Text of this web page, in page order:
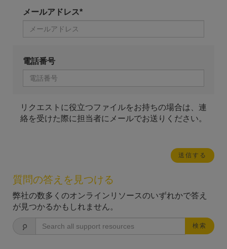
メールアドレス*
電話番号
リクエストに役立つファイルをお持ちの場合は、連
絡を受けた際に担当者にメールでお送りください。
質問の答えを見つける
弊社の数多くのオンラインリソースのいずれかで答え
が見つかるかもしれません。
検索